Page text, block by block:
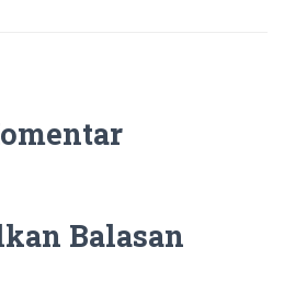
Balasan